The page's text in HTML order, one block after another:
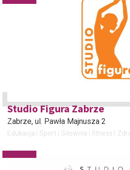
Studio Figura Zabrze
Zabrze, ul. Pawła Majnusza 2
Edukacja i Sport Siłownia i fitness